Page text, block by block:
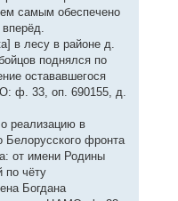
самым обеспечено
в лесу в районе д.
поднялся по
остававшегося
ф. 33, оп. 690155, д.
реализацию в
Белорусского фронта
от имени Родины
по чёту
Богдана